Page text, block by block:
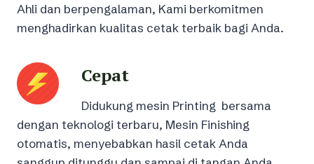
Ahli dan berpengalaman, Kami berkomitmen
menghadirkan kualitas cetak terbaik bagi Anda.
Cepat
Didukung mesin Printing bersama
dengan teknologi terbaru, Mesin Finishing
otomatis, menyebabkan hasil cetak Anda